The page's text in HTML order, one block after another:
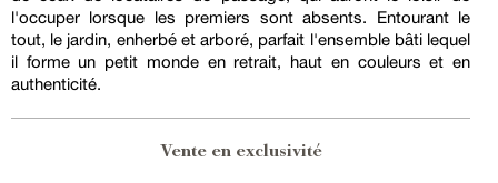
l'occuper lorsque les premiers sont absents. Entourant le
tout, le jardin, enherbé et arboré, parfait l'ensemble bâti lequel
il forme un petit monde en retrait, haut en couleurs et en
authenticité.
Vente en exclusivité